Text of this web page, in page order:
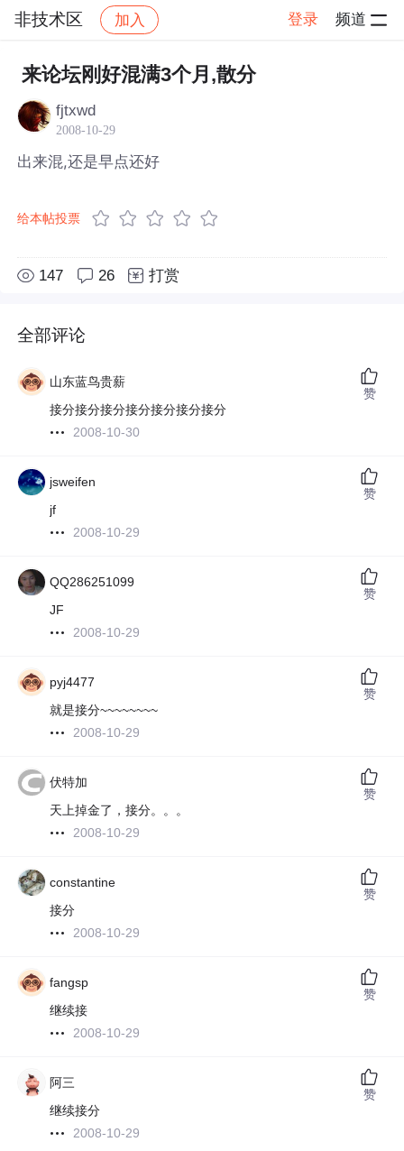
非技术区 加入 登录 频道
社区 非技术区 帖子详情
来论坛刚好混满3个月,散分
fjtxwd
2008-10-29
出来混,还是早点还好
给本帖投票
147 26 打赏
全部评论
山东蓝鸟贵薪
接分接分接分接分接分接分接分
2008-10-30
赞
jsweifen
jf
2008-10-29
赞
QQ286251099
JF
2008-10-29
赞
pyj4477
就是接分~~~~~~~~
2008-10-29
赞
伏特加
天上掉金了，接分。。。
2008-10-29
赞
constantine
接分
2008-10-29
赞
fangsp
继续接
2008-10-29
赞
阿三
继续接分
2008-10-29
赞